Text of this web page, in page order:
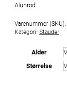
Alunrod
Varenummer (SKU):
Kategori: Stauder
Alder
Størrelse